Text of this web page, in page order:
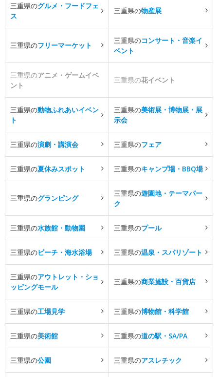
三重県のグルメ・フードフェ
ス
三重県の物産展
三重県のフリーマーケット
三重県のコンサート・音楽イ
ベント
三重県のアニメ・ゲームイベ
ント
三重県の花イベント
三重県の動物ふれあいイベン
ト
三重県の美術展・博物展・展
示会
三重県の演劇・講演会 三重県のフェア
三重県の夏休みスポット 三重県のキャンプ場・BBQ場
三重県のグランピング
三重県の遊園地・テーマパー
ク
三重県の水族館・動物園 三重県のプール
三重県のビーチ・海水浴場 三重県の温泉・スパリゾート
三重県のアウトレット・ショ
ッピングモール
三重県の商業施設・百貨店
三重県の工場見学 三重県の博物館・科学館
三重県の美術館 三重県の道の駅・SA/PA
三重県の公園 三重県のアスレチック